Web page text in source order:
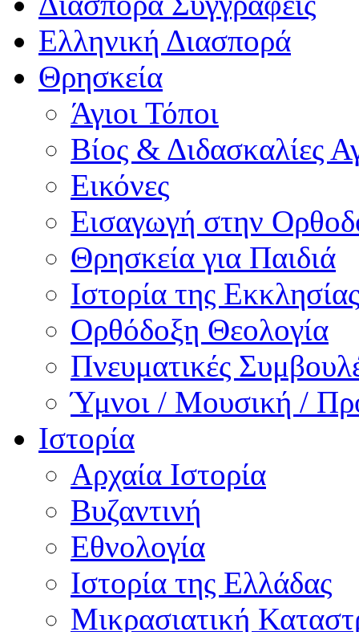
Ελληνική Διασπορά
Θρησκεία
Άγιοι Τόποι
Βίος & Διδασκαλίες
Εικόνες
Εισαγωγή στην
Θρησκεία για Παιδιά
Ιστορία της Εκκλησίας
Ορθόδοξη Θεολογία
Πνευματικές
Ύμνοι / Μουσική /
Ιστορία
Αρχαία Ιστορία
Βυζαντινή
Εθνολογία
Ιστορία της Ελλάδας
Μικρασιατική